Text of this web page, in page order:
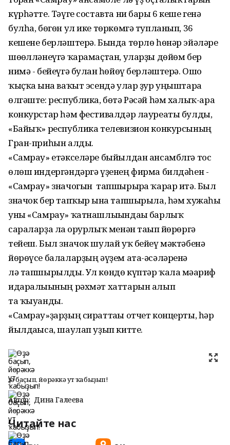
күрһәтте. Тәүге составта ни бары 6 кеше генә
булһа, бөгөн ул ике төркөмгә тупланып, 36
кешене берләштерә. Бында төрлө һөнәр эйәләре
шөғөлләнеүгә ҡарамаҫтан, уларҙы дөйөм бер
нимә - бейеүгә булған һөйөү берләштерә. Ошо
ҡыҫҡа ғына ваҡыт эсендә улар ҙур уңыштарға
өлгәште: республика, бөтә Рәсәй һәм халыҡ-ара
конкурстар һәм фестивалдәр лауреаты булды,
«Байыҡ» республика телевизион конкурсының
Гран-приһын алды.
«Самрау» етәкселәре быйылдан ансамблгә тос
өлөш индергәндәргә үҙенең фирма билдәһен -
«Самрау» значогын тапшырырға ҡарар итә. Был
значок бер тапҡыр ғына тапшырыла, һәм хужаһы
уны «Самрау» ҡатнашлығындағы барлыҡ
сараларҙа ла ғорурлыҡ менән тағып йөрөргә
тейеш. Был значок шулай уҡ бейеү мәктәбенә
йөрөүсе балаларҙың әүҙем ата-әсәләренә
лә тапшырылды. Ул көндө күптәр ҡала мәғариф
идаралығының рәхмәт хаттарын алып
та ҡыуанды.
«Самрау»ҙарҙың сираттағы отчет концерты, һәр
йылдағыса, шаулап уҙып китте.
Өҙә баҫып, йөрәккә ут ҡабыҙып!
Автор: Дина Галеева
Читайте нас